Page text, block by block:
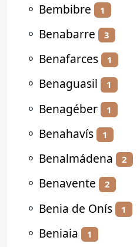
⚬ Bembibre 1
⚬ Benabarre 3
⚬ Benafarces 1
⚬ Benaguasil 1
⚬ Benagéber 1
⚬ Benahavís 1
⚬ Benalmádena 2
⚬ Benavente 2
⚬ Benia de Onís 1
⚬ Beniaia 1